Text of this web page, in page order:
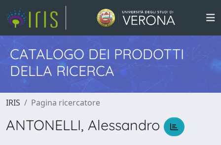
CATALOGO DEI PRODOTTI
DELLA RICERCA
IRIS Pagina ricercatore
ANTONELLI, Alessandro